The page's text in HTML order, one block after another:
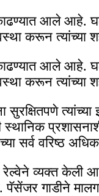
आले आहे.
करून
आले आहे.
करून
सुरक्षितपणे
सर्व वरिष्ठ
व्यक्त केली
गाडीने